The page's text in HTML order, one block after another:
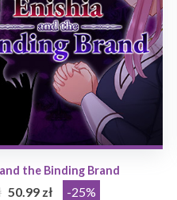
the Binding Brand
50.99 zł -25%